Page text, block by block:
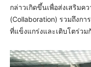
กล่าวเกิดขึ้นเพื่อส่งเสริมค
(Collaboration) รวมถึงกา
ที่แข็งแกร่งและเติบโตร่ว